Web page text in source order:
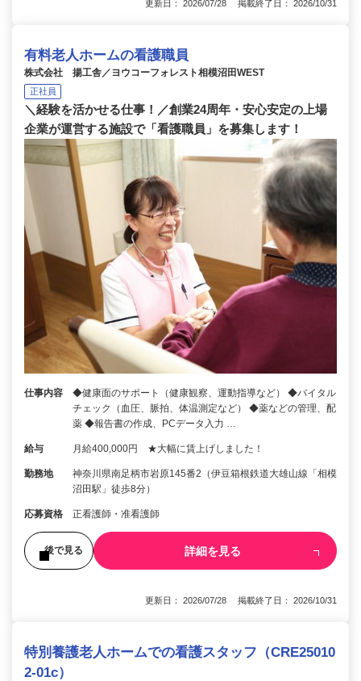
更新日： 2026/07/28 掲載終了日： 2026/10/31
有料老人ホームの看護職員
株式会社 揚工舎／ヨウコーフォレスト相模沼田WEST
正社員
＼経験を活かせる仕事！／創業24周年・安心安定の上場
企業が運営する施設で「看護職員」を募集します！
仕事内容
◆健康面のサポート（健康観察、運動指導など） ◆バイタル
チェック（血圧、脈拍、体温測定など） ◆薬などの管理、配
薬 ◆報告書の作成、PCデータ入力 …
給与 月給400,000円 ★大幅に賃上げしました！
勤務地
神奈川県南足柄市岩原145番2（伊豆箱根鉄道大雄山線「相模
沼田駅」徒歩8分）
応募資格 正看護師・准看護師
後で見る 詳細を見る
更新日： 2026/07/28 掲載終了日： 2026/10/31
特別養護老人ホームでの看護スタッフ（CRE25010
2-01c）